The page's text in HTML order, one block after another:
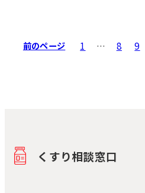
前のページ 1 … 8 9
くすり相談窓口